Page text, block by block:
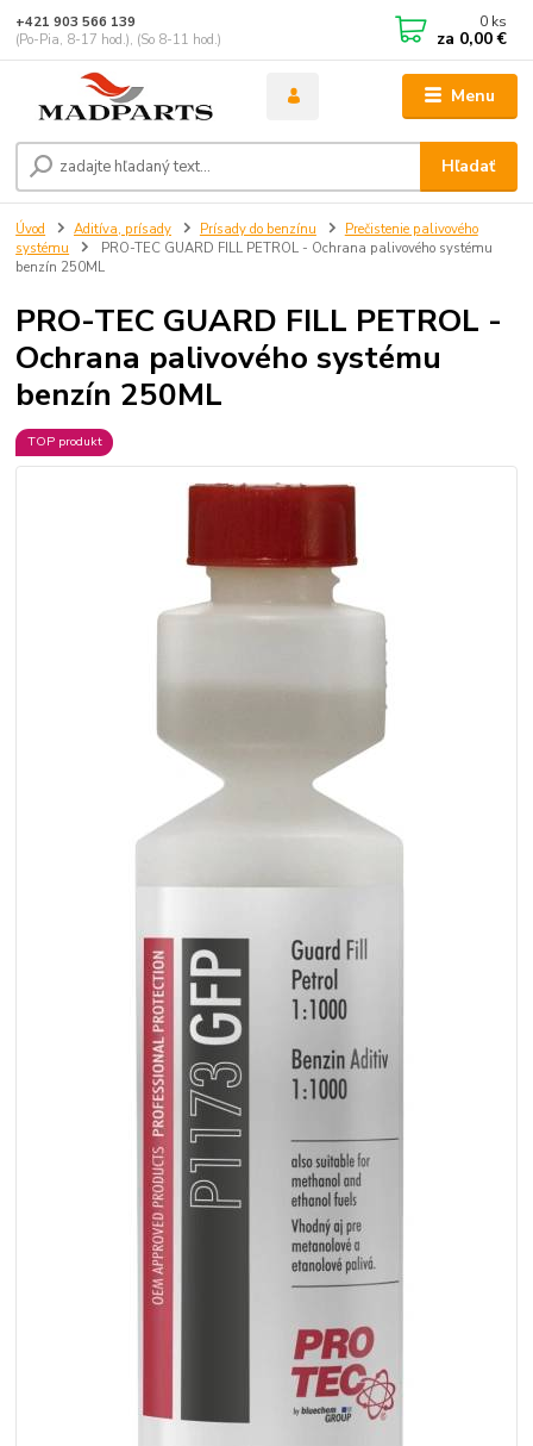
Menu
Hľadať
+421 903 566 139
(Po-Pia, 8-17 hod.), (So 8-11 hod.)
0 ks
za 0,00 €
Úvod Aditíva, prísady Prísady do benzínu
Prečistenie palivového
systému
PRO-TEC GUARD FILL PETROL - Ochrana palivového systému
benzín 250ML
PRO-TEC GUARD FILL PETROL -
Ochrana palivového systému
benzín 250ML
TOP produkt